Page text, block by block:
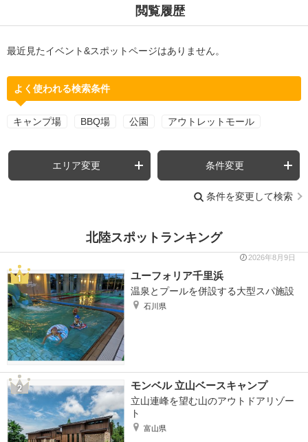
閲覧履歴
最近見たイベント&スポットページはありません。
よく使われる検索条件
キャンプ場 BBQ場 公園 アウトレットモール
エリア変更 条件変更
条件を変更して検索
北陸スポットランキング
2026年8月9日
ユーフォリア千里浜
温泉とプールを併設する大型スパ施設
石川県
モンベル 立山ベースキャンプ
立山連峰を望む山のアウトドアリゾー
ト
富山県